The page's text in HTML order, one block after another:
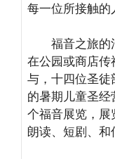
每一位所接触的
福音之旅的活
在公园或商店传
与，十四位圣徒
的暑期儿童圣
个福音展览，展
朗读、短剧、和